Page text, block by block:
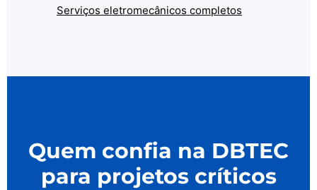
Serviços eletromecânicos completos
Quem confia na DBTEC
para projetos críticos